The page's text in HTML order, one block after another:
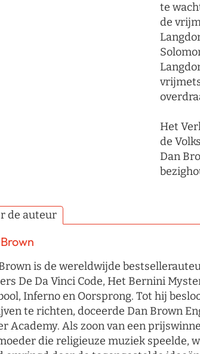
te
de
Het
de
Dan
de auteur
is de wereldwijde
De Da Vinci Code, Het Bernini
Inferno en Oorsprong. Tot hij
te richten, doceerde Dan Brown
Academy. Als zoon van een
die religieuze muziek speelde,